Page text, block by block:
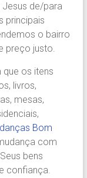
de/para
principais
o bairro
preço justo.
que os itens
livros,
mesas,
Bom
com
bens
confiança.